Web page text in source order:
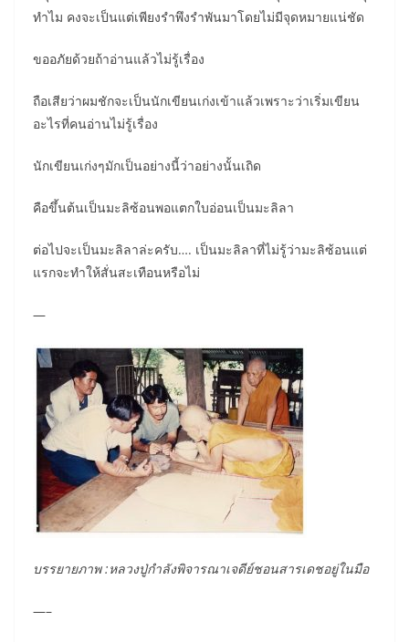
ทำไม คงจะเป็นแต่เพียงรำพึงรำพันมาโดยไม่มีจุดหมายแน่ชัด
ขออภัยด้วยถ้าอ่านแล้วไม่รู้เรื่อง
ถือเสียว่าผมชักจะเป็นนักเขียนเก่งเข้าแล้วเพราะว่าเริ่มเขียน
อะไรที่คนอ่านไม่รู้เรื่อง
นักเขียนเก่งๆมักเป็นอย่างนี้ว่าอย่างนั้นเถิด
คือขึ้นต้นเป็นมะลิซ้อนพอแตกใบอ่อนเป็นมะลิลา
ต่อไปจะเป็นมะลิลาล่ะครับ…. เป็นมะลิลาที่ไม่รู้ว่ามะลิซ้อนแต่
แรกจะทำให้สั่นสะเทือนหรือไม่
—
บรรยายภาพ :หลวงปู่กำลังพิจารณาเจดีย์ชอนสารเดชอยู่ในมือ
—–